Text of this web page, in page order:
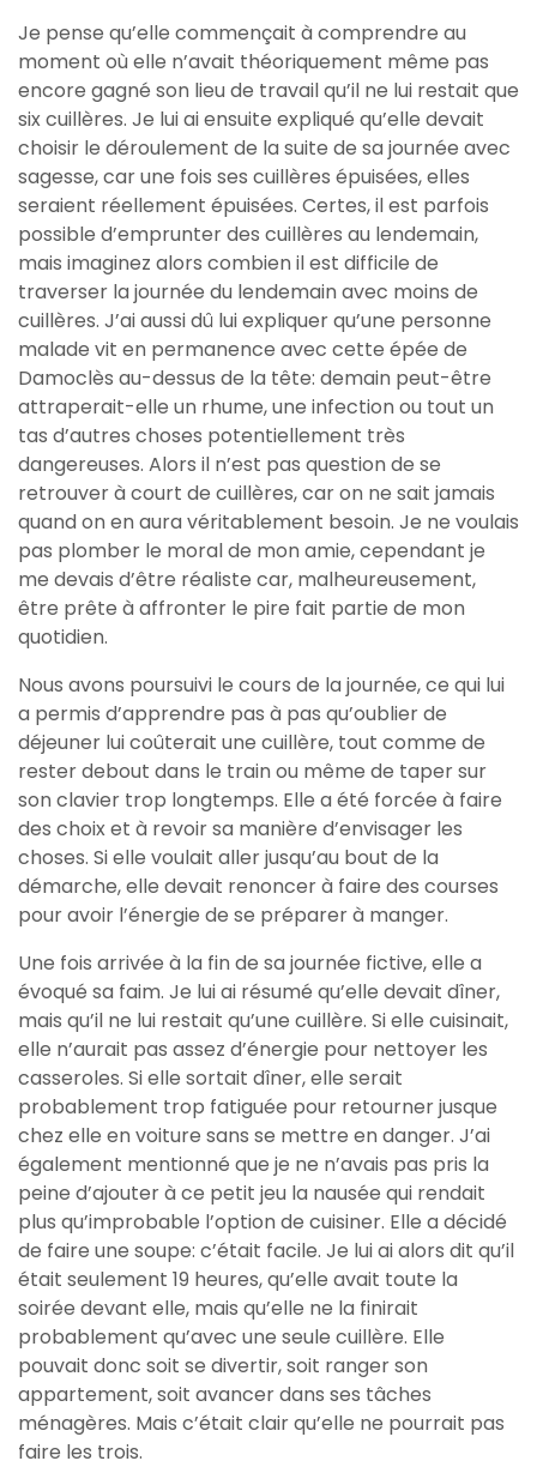
Je pense qu’elle commençait à comprendre au
moment où elle n’avait théoriquement même pas
encore gagné son lieu de travail qu’il ne lui restait que
six cuillères. Je lui ai ensuite expliqué qu’elle devait
choisir le déroulement de la suite de sa journée avec
sagesse, car une fois ses cuillères épuisées, elles
seraient réellement épuisées. Certes, il est parfois
possible d’emprunter des cuillères au lendemain,
mais imaginez alors combien il est difficile de
traverser la journée du lendemain avec moins de
cuillères. J’ai aussi dû lui expliquer qu’une personne
malade vit en permanence avec cette épée de
Damoclès au-dessus de la tête: demain peut-être
attraperait-elle un rhume, une infection ou tout un
tas d’autres choses potentiellement très
dangereuses. Alors il n’est pas question de se
retrouver à court de cuillères, car on ne sait jamais
quand on en aura véritablement besoin. Je ne voulais
pas plomber le moral de mon amie, cependant je
me devais d’être réaliste car, malheureusement,
être prête à affronter le pire fait partie de mon
quotidien.
Nous avons poursuivi le cours de la journée, ce qui lui
a permis d’apprendre pas à pas qu’oublier de
déjeuner lui coûterait une cuillère, tout comme de
rester debout dans le train ou même de taper sur
son clavier trop longtemps. Elle a été forcée à faire
des choix et à revoir sa manière d’envisager les
choses. Si elle voulait aller jusqu’au bout de la
démarche, elle devait renoncer à faire des courses
pour avoir l’énergie de se préparer à manger.
Une fois arrivée à la fin de sa journée fictive, elle a
évoqué sa faim. Je lui ai résumé qu’elle devait dîner,
mais qu’il ne lui restait qu’une cuillère. Si elle cuisinait,
elle n’aurait pas assez d’énergie pour nettoyer les
casseroles. Si elle sortait dîner, elle serait
probablement trop fatiguée pour retourner jusque
chez elle en voiture sans se mettre en danger. J’ai
également mentionné que je ne n’avais pas pris la
peine d’ajouter à ce petit jeu la nausée qui rendait
plus qu’improbable l’option de cuisiner. Elle a décidé
de faire une soupe: c’était facile. Je lui ai alors dit qu’il
était seulement 19 heures, qu’elle avait toute la
soirée devant elle, mais qu’elle ne la finirait
probablement qu’avec une seule cuillère. Elle
pouvait donc soit se divertir, soit ranger son
appartement, soit avancer dans ses tâches
ménagères. Mais c’était clair qu’elle ne pourrait pas
faire les trois.